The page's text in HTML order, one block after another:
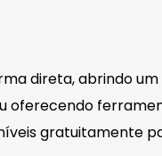
direta, abrindo
gratuitamente